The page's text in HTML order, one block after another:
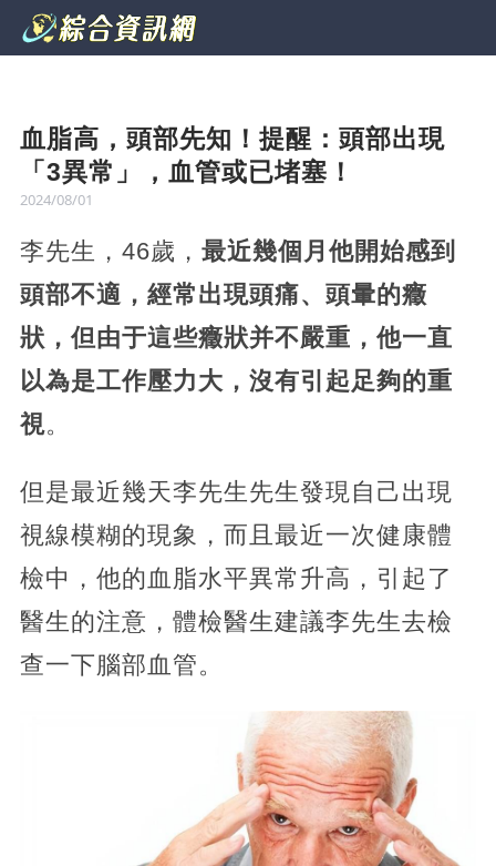
血脂高，頭部先知！提醒：頭部出現
「3異常」，血管或已堵塞！
2024/08/01
李先生，46歲， 最近幾個月他開始感到
頭部不適，經常出現頭痛、頭暈的癥
狀，但由于這些癥狀并不嚴重，他一直
以為是工作壓力大，沒有引起足夠的重
視。
但是最近幾天李先生先生發現自己出現
視線模糊的現象，而且最近一次健康體
檢中，他的血脂水平異常升高，引起了
醫生的注意，體檢醫生建議李先生去檢
查一下腦部血管。